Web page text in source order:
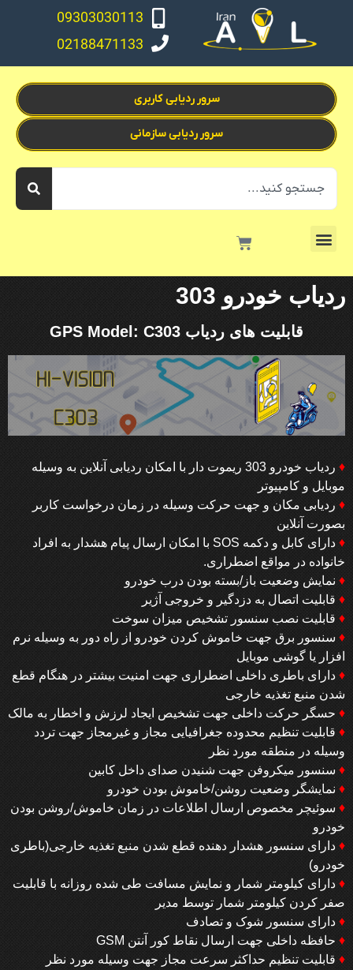
09303030113
02188471133
سرور ردیابی سازمانی
سرور ردیابی کاربری
ردیاب خودرو 303
قابلیت های ردیاب GPS Model: C303
♦
ردیاب خودرو 303 ریموت دار با امکان ردیابی آنلاین به وسیله
موبایل و کامپیوتر
♦ ردیابی مکان و جهت حرکت وسیله در زمان درخواست کاربر
بصورت آنلاین
♦
دارای کابل و دکمه SOS با امکان ارسال پیام هشدار به افراد
خانواده در مواقع اضطراری.
♦ نمایش وضعیت باز/بسته بودن درب خودرو
♦ قابلیت اتصال به دزدگیر و خروجی آژیر
♦ قابلیت نصب سنسور تشخیص میزان سوخت
♦ سنسور برق جهت خاموش کردن خودرو از راه دور به وسیله نرم
افزار یا گوشی موبایل
♦ دارای باطری داخلی اضطراری جهت امنیت بیشتر در هنگام قطع
شدن منبع تغذیه خارجی
♦ حسگر حرکت داخلی جهت تشخیص ایجاد لرزش و اخطار به مالک
♦ قابلیت تنظیم محدوده جغرافیایی مجاز و غیرمجاز جهت تردد
وسیله در منطقه مورد نظر
♦ سنسور میکروفن جهت شنیدن صدای داخل کابین
♦ نمایشگر وضعیت روشن/خاموش بودن خودرو
♦ سوئیچر مخصوص ارسال اطلاعات در زمان خاموش/روشن بودن
خودرو
♦ دارای سنسور هشدار دهنده قطع شدن منبع تغذیه خارجی(باطری
خودرو)
♦ دارای کیلومتر شمار و نمایش مسافت طی شده روزانه با قابلیت
صفر کردن کیلومتر شمار توسط مدیر
♦ دارای سنسور شوک و تصادف
♦ حافظه داخلی جهت ارسال نقاط کور آنتن GSM
♦ قابلیت تنظیم حداکثر سرعت مجاز جهت وسیله مورد نظر